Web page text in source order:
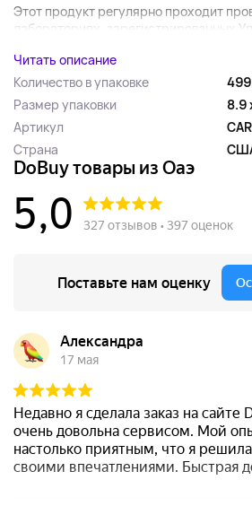
Этот продукт регулярно проходит
лабораториях, зарегистрированных
Читать описание
Количество в упаковке
Размер упаковки
8.9
Артикул
Страна